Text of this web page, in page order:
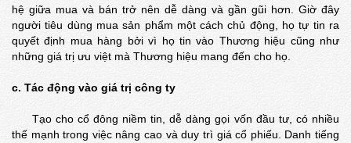
hệ giữa mua và bán trở nên dễ dàng và gần gũi hơn. Giờ đây
người tiêu dùng mua sản phẩm một cách chủ động, họ tự tin ra
quyết định mua hàng bởi vì họ tin vào Thương hiệu cũng như
những giá trị ưu việt mà Thương hiệu mang đến cho họ.
c. Tác động vào giá trị công ty
Tạo cho cổ đông niềm tin, dễ dàng gọi vốn đầu tư, có nhiều
thế mạnh trong việc nâng cao và duy trì giá cổ phiếu. Danh tiếng